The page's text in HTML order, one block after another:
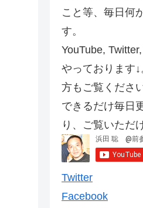
こと等、毎日何
す。
YouTube,
やっております
方もご覧くださ
できるだけ毎日
り、ご覧いただ
Twitter
Facebook